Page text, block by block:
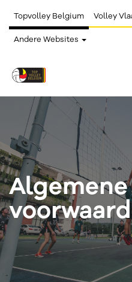
Topvolley Belgium Volley
Andere Websites
Algemene